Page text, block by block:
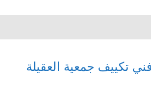
تكييف جمعية العقيلة